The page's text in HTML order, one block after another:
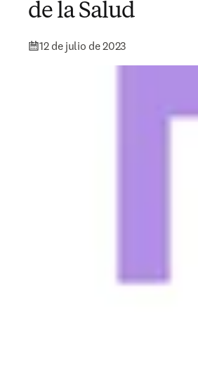
de la Salud
12 de julio de 2023